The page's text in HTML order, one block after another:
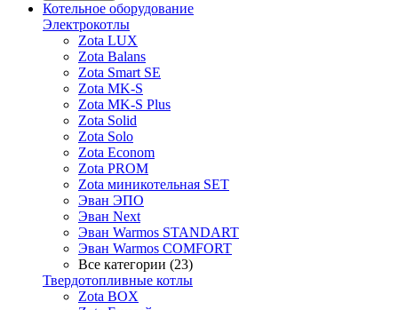
Котельное оборудование
Электрокотлы
Zota LUX
Zota Balans
Zota Smart SE
Zota MK-S
Zota MK-S Plus
Zota Solid
Zota Solo
Zota Econom
Zota PROM
Zota миникотельная SET
Эван ЭПО
Эван Next
Эван Warmos STANDART
Эван Warmos COMFORT
Все категории (23)
Твердотопливные котлы
Zota BOX